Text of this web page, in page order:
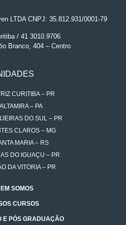
LTDA CNPJ: 35.812.931/0001-79
/ 41 3010.9706
Branco, 404 – Centro
CURITIBA – PR
– PA
DO SUL – PR
CLAROS – MG
MARIA – RS
DO IGUAÇU – PR
DA VITÓRIA – PR
SOMOS
CURSOS
E PÓS GRADUAÇÃO